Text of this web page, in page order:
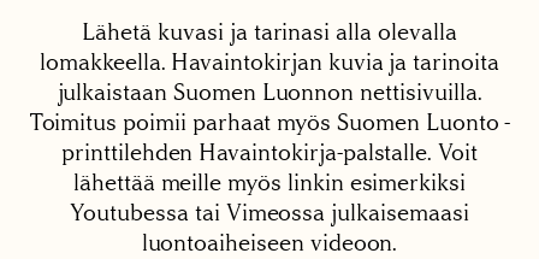
Lähetä kuvasi ja tarinasi alla olevalla
lomakkeella. Havaintokirjan kuvia ja tarinoita
julkaistaan Suomen Luonnon nettisivuilla.
Toimitus poimii parhaat myös Suomen Luonto -
printtilehden Havaintokirja-palstalle. Voit
lähettää meille myös linkin esimerkiksi
Youtubessa tai Vimeossa julkaisemaasi
luontoaiheiseen videoon.